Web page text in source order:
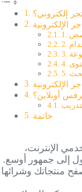
إلكتروني؟
الإلكترونية
الإلكترونية
أونلاين؟
خاتمة
الإنترنت،
إلى جمهور أوسع.
منتجاتك وشرائها